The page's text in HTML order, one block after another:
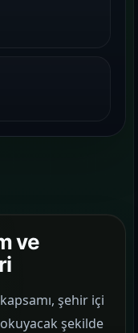
ve
şehir içi
şekilde